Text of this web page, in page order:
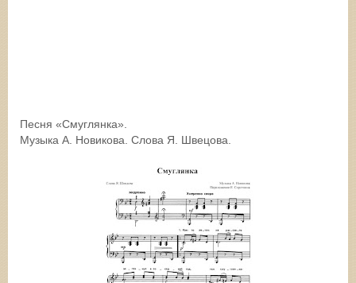
Песня «Смуглянка».
Музыка А. Новикова. Слова Я. Швецова.